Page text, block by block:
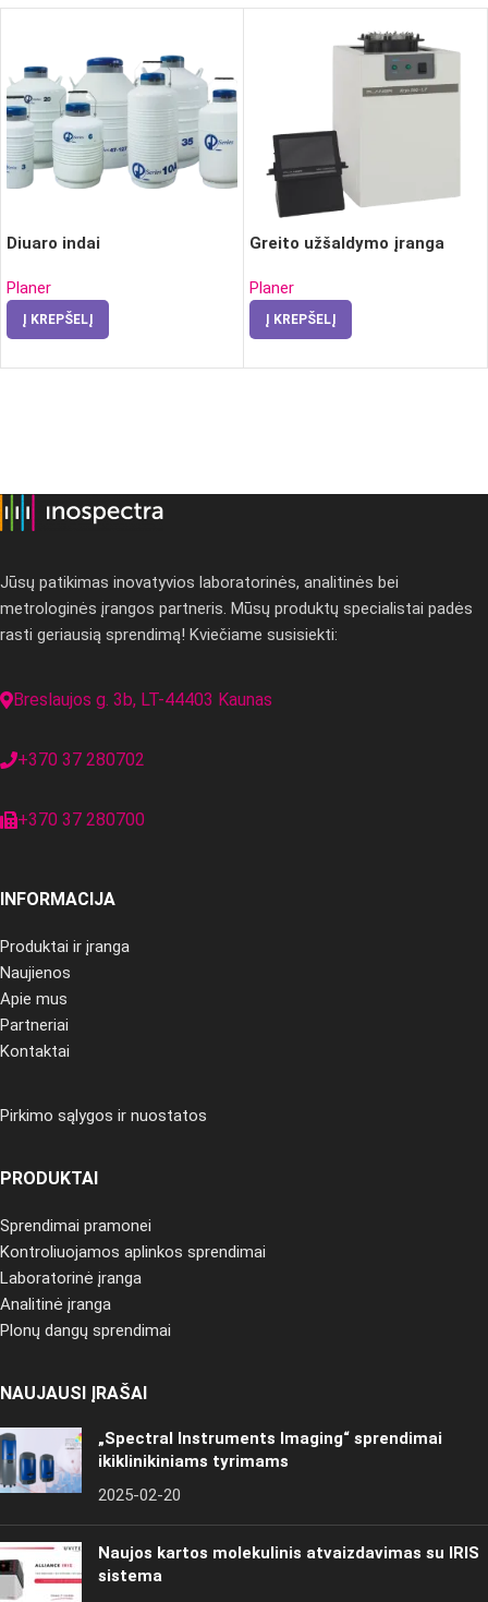
Diuaro indai
Planer
Į KREPŠELĮ
Greito užšaldymo įranga
Planer
Į KREPŠELĮ
Jūsų patikimas inovatyvios laboratorinės, analitinės bei
metrologinės įrangos partneris. Mūsų produktų specialistai padės
rasti geriausią sprendimą! Kviečiame susisiekti:
Breslaujos g. 3b, LT-44403 Kaunas
+370 37 280702
+370 37 280700
INFORMACIJA
Produktai ir įranga
Naujienos
Apie mus
Partneriai
Kontaktai
Pirkimo sąlygos ir nuostatos
PRODUKTAI
Sprendimai pramonei
Kontroliuojamos aplinkos sprendimai
Laboratorinė įranga
Analitinė įranga
Plonų dangų sprendimai
NAUJAUSI ĮRAŠAI
„Spectral Instruments Imaging“ sprendimai
ikiklinikiniams tyrimams
2025-02-20
Naujos kartos molekulinis atvaizdavimas su IRIS
sistema